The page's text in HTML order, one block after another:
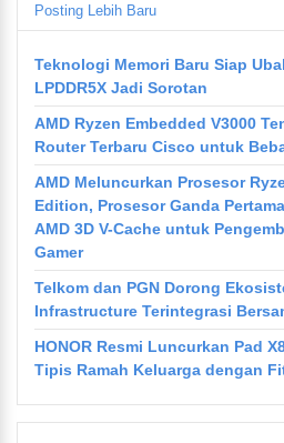
Posting Lebih Baru
Teknologi Memori Baru Siap
LPDDR5X Jadi Sorotan
AMD Ryzen Embedded V3000
Router Terbaru Cisco untuk
AMD Meluncurkan Prosesor
Edition, Prosesor Ganda
AMD 3D V-Cache untuk
Gamer
Telkom dan PGN Dorong
Infrastructure Terintegrasi
HONOR Resmi Luncurkan Pad
Tipis Ramah Keluarga dengan